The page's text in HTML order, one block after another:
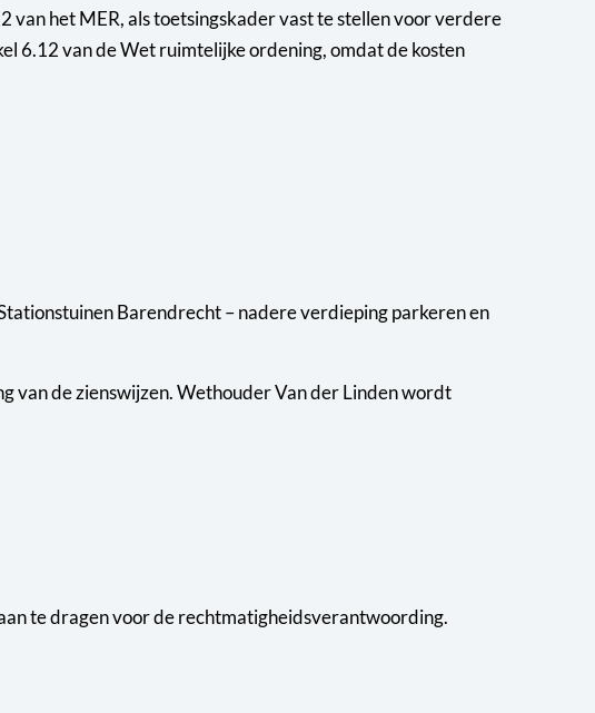
van het MER, als toetsingskader vast te stellen voor verdere
6.12 van de Wet ruimtelijke ordening, omdat de kosten
Barendrecht – nadere verdieping parkeren en
van de zienswijzen. Wethouder Van der Linden wordt
te dragen voor de rechtmatigheidsverantwoording.